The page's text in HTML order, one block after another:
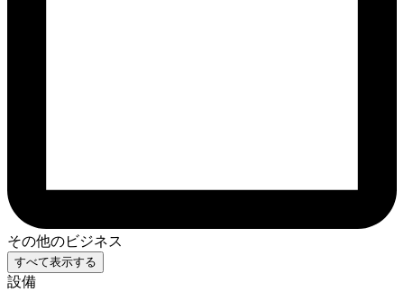
その他のビジネス
すべて表示する
設備